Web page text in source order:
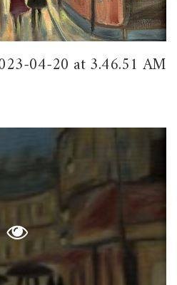
04-20 at 3.46.51 AM